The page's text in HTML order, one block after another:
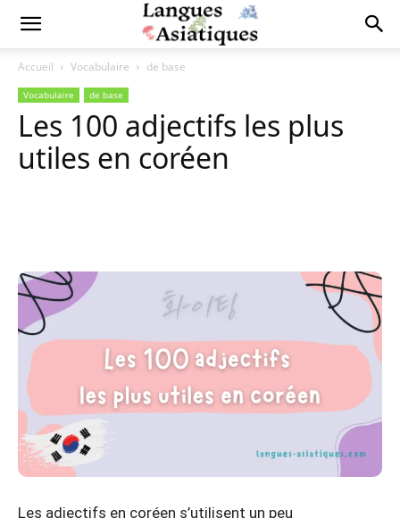
Accueil Vocabulaire de base
Vocabulaire de base
Les 100 adjectifs les plus
utiles en coréen
Les adjectifs en coréen s’utilisent un peu